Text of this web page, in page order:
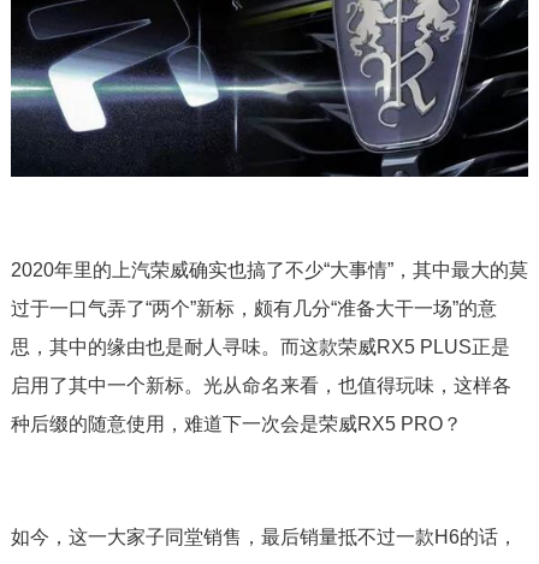
2020年里的上汽荣威确实也搞了不少“大事情”，其中最大的莫
过于一口气弄了“两个”新标，颇有几分“准备大干一场”的意
思，其中的缘由也是耐人寻味。而这款荣威RX5 PLUS正是
启用了其中一个新标。光从命名来看，也值得玩味，这样各
种后缀的随意使用，难道下一次会是荣威RX5 PRO？
如今，这一大家子同堂销售，最后销量抵不过一款H6的话，